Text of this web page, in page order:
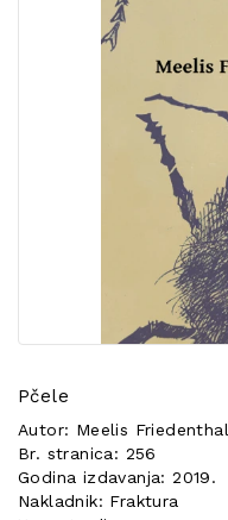
UDŽBENIKE!
Pčele
Autor: Meelis Friedenthal
Br. stranica: 256
Godina izdavanja: 2019.
Nakladnik: Fraktura